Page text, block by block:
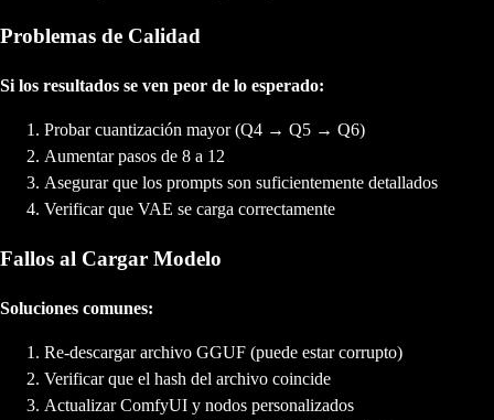
Problemas de Calidad
Si los resultados se ven peor de lo esperado:
Probar cuantización mayor (Q4 → Q5 → Q6)
Aumentar pasos de 8 a 12
Asegurar que los prompts son suficientemente detallados
Verificar que VAE se carga correctamente
Fallos al Cargar Modelo
Soluciones comunes:
Re-descargar archivo GGUF (puede estar corrupto)
Verificar que el hash del archivo coincide
Actualizar ComfyUI y nodos personalizados